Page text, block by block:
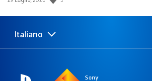
pubblicazione:
Seleziona
una
Regione
attuale:
Italiano
Sony